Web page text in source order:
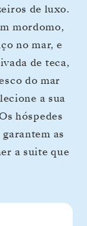
de luxo.
mordomo,
no mar, e
de teca,
do mar
a sua
hóspedes
as
a suite que